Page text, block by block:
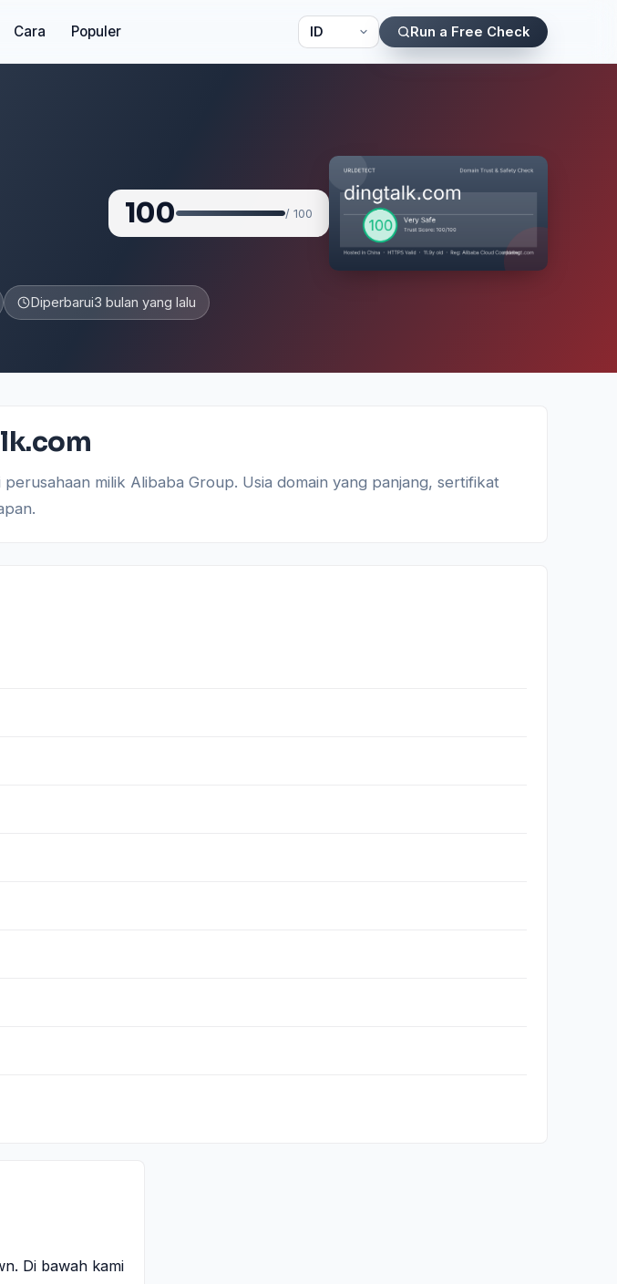
Cara Populer Run a Free Check
100 / 100
Diperbarui3 bulan yang lalu
milik Alibaba Group. Usia domain yang panjang, sertifikat
Di bawah kami